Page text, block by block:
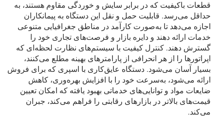
قطعات باکیفیت که در برابر سایش و خوردگی مقاوم هستند، به
حداقل می‌رسد. قابلیت حمل و نقل این دستگاه به پیمانکاران
اجازه می‌دهد تا به‌صورت کارآمد در مناطق جغرافیایی متنوعی
خدمات ارائه دهند و دایره بازار و فرصت‌های تجاری خود را
گسترش دهند. کنترل کیفیت با سیستم‌های نظارت لحظه‌ای که
اپراتورها را از هر انحرافی از پارامترهای بهینه مطلع می‌کنند،
بسیار آسان می‌شود. دستگاه عایق‌کاری با اسپری که برای فروش
ارائه می‌شود، به‌سرعت خود را با افزایش بهره‌وری، کاهش
ضایعات مواد و توانایی‌های خدماتی بهبود یافته که امکان تعیین
قیمت‌های بالاتر در بازارهای رقابتی را فراهم می‌کند، جبران
می‌کند.